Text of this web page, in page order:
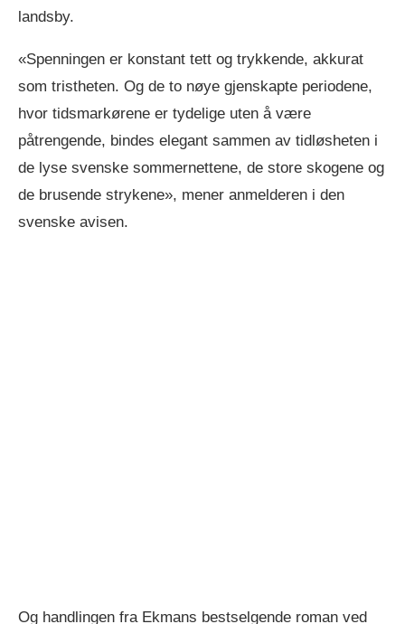
landsby.
«Spenningen er konstant tett og trykkende, akkurat
som tristheten. Og de to nøye gjenskapte periodene,
hvor tidsmarkørene er tydelige uten å være
påtrengende, bindes elegant sammen av tidløsheten i
de lyse svenske sommernettene, de store skogene og
de brusende strykene», mener anmelderen i den
svenske avisen.
Og handlingen fra Ekmans bestselgende roman ved